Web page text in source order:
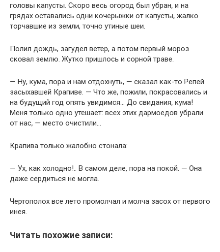
головы капусты. Скоро весь огород был убран, и на
грядах оставались одни кочерыжки от капусты, жалко
торчавшие из земли, точно утиные шеи.
Полил дождь, загудел ветер, а потом первый мороз
сковал землю. Жутко пришлось и сорной траве.
— Ну, кума, пора и нам отдохнуть, — сказал как-то Репей
засыхавшей Крапиве. — Что же, пожили, покрасовались и
на будущий год опять увидимся… До свидания, кума!
Меня только одно утешает: всех этих дармоедов убрали
от нас, — место очистили…
Крапива только жалобно стонала:
— Ух, как холодно!.. В самом деле, пора на покой. — Она
даже сердиться не могла.
Чертополох все лето промолчал и молча засох от первого
инея.
Читать похожие записи: